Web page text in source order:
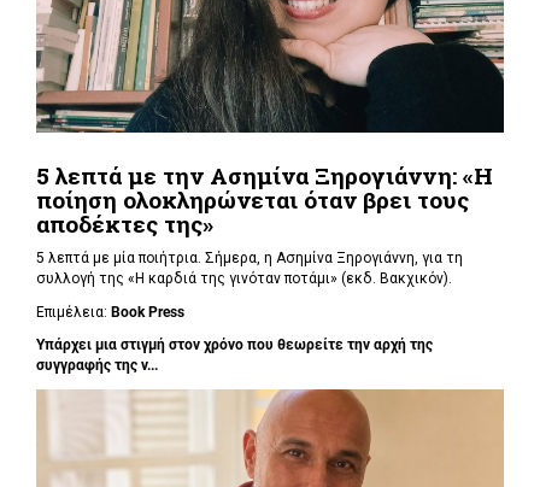
5 λεπτά με την Ασημίνα Ξηρογιάννη: «Η
ποίηση ολοκληρώνεται όταν βρει τους
αποδέκτες της»
5 λεπτά με μία ποιήτρια. Σήμερα, η Ασημίνα Ξηρογιάννη, για τη
συλλογή της «Η καρδιά της γινόταν ποτάμι» (εκδ. Βακχικόν).
Επιμέλεια: Book Press
Υπάρχει μια στιγμή στον χρόνο που θεωρείτε την αρχή της
συγγραφής της ν...